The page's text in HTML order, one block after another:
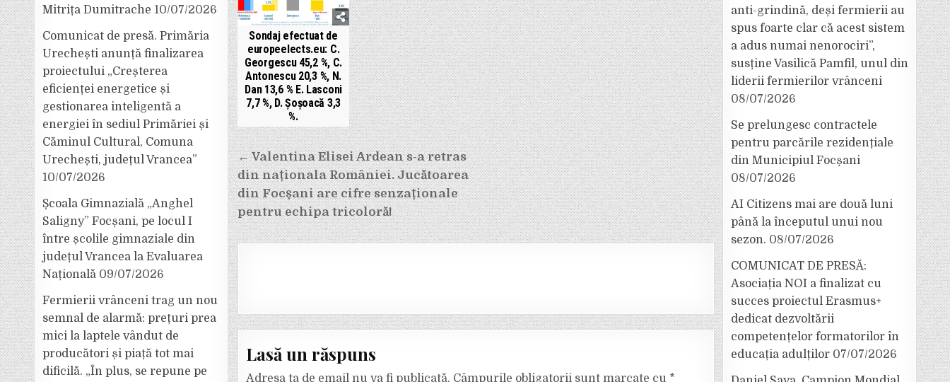
Sondaj efectuat de
europeelects.eu: C.
Georgescu 45,2 %, C.
Antonescu 20,3 %, N.
Dan 13,6 % E. Lasconi
7,7 %, D. Șoșoacă 3,3
%.
Navigare
în
articole
← Valentina Elisei Ardean s-a retras
din naționala României. Jucătoarea
din Focșani are cifre senzaționale
pentru echipa tricoloră!
Lasă un răspuns
Adresa ta de email nu va fi publicată. Câmpurile obligatorii sunt marcate cu *
Mitrița Dumitrache 10/07/2026
Comunicat de presă. Primăria
Urechești anunță finalizarea
proiectului „Creșterea
eficienței energetice și
gestionarea inteligentă a
energiei în sediul Primăriei și
Căminul Cultural, Comuna
Urechești, județul Vrancea”
10/07/2026
Școala Gimnazială „Anghel
Saligny” Focșani, pe locul I
între școlile gimnaziale din
județul Vrancea la Evaluarea
Națională 09/07/2026
Fermierii vrânceni trag un nou
semnal de alarmă: prețuri prea
mici la laptele vândut de
producători și piață tot mai
dificilă. „În plus, se repune pe
anti-grindină, deși fermierii au
spus foarte clar că acest sistem
a adus numai nenorociri”,
susține Vasilică Pamfil, unul din
liderii fermierilor vrânceni
08/07/2026
Se prelungesc contractele
pentru parcările rezidențiale
din Municipiul Focșani
08/07/2026
AI Citizens mai are două luni
până la începutul unui nou
sezon. 08/07/2026
COMUNICAT DE PRESĂ:
Asociația NOI a finalizat cu
succes proiectul Erasmus+
dedicat dezvoltării
competențelor formatorilor în
educația adulților 07/07/2026